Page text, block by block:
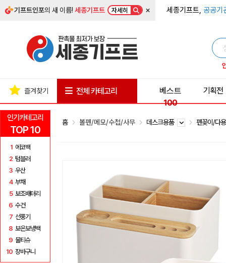
기프트인포의 새 이름!세종기프트 자세히 × 세종기프트, 공공기
인기카테고리
TOP 10
1 에코백
2 텀블러
3 우산
4 부채
5 보조배터리
6 수건
7 선풍기
8 보온보냉백
9 물티슈
10 장바구니
즐겨찾기 전체 카테고리
베스트
100
기획전
홈 볼펜/메모/수첩/사무 데스크용품 펜꽂이/다